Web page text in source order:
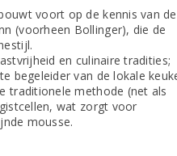
voort op de kennis van de
(voorheen Bollinger), die de
en culinaire tradities;
begeleider van de lokale
traditionele methode (net als
wat zorgt voor
mousse.